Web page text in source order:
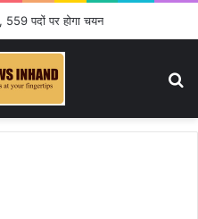
559 पदों पर होगा चयन